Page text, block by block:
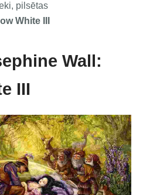
pilsētas
White III
Wall:
III